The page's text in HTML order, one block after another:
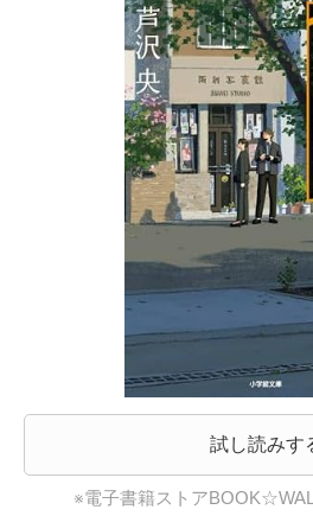
試し読みす
※電子書籍ストア